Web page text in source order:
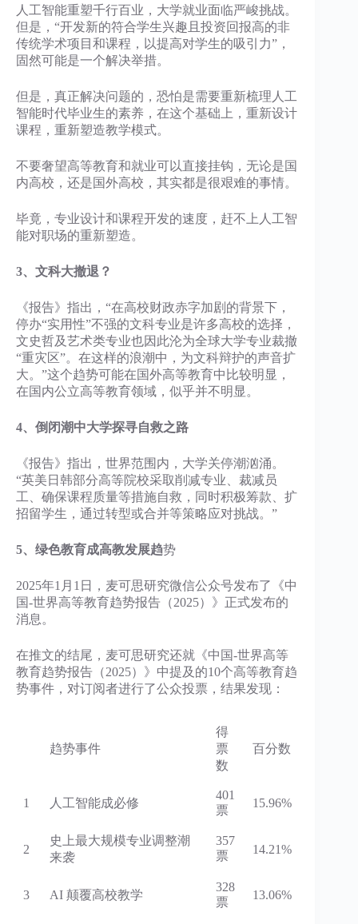
人工智能重塑千行百业，大学就业面临严峻挑战。
但是，“开发新的符合学生兴趣且投资回报高的非
传统学术项目和课程，以提高对学生的吸引力”，
固然可能是一个解决举措。
但是，真正解决问题的，恐怕是需要重新梳理人工
智能时代毕业生的素养，在这个基础上，重新设计
课程，重新塑造教学模式。
不要奢望高等教育和就业可以直接挂钩，无论是国
内高校，还是国外高校，其实都是很艰难的事情。
毕竟，专业设计和课程开发的速度，赶不上人工智
能对职场的重新塑造。
3、文科大撤退？
《报告》指出，“在高校财政赤字加剧的背景下，
停办“实用性”不强的文科专业是许多高校的选择，
文史哲及艺术类专业也因此沦为全球大学专业裁撤
“重灾区”。在这样的浪潮中，为文科辩护的声音扩
大。”这个趋势可能在国外高等教育中比较明显，
在国内公立高等教育领域，似乎并不明显。
4、倒闭潮中大学探寻自救之路
《报告》指出，世界范围内，大学关停潮汹涌。
“英美日韩部分高等院校采取削减专业、裁减员
工、确保课程质量等措施自救，同时积极筹款、扩
招留学生，通过转型或合并等策略应对挑战。”
5、绿色教育成高教发展趋势
2025年1月1日，麦可思研究微信公众号发布了《中
国-世界高等教育趋势报告（2025）》正式发布的
消息。
在推文的结尾，麦可思研究还就《中国-世界高等
教育趋势报告（2025）》中提及的10个高等教育趋
势事件，对订阅者进行了公众投票，结果发现：
趋势事件
得
票
数
百分数
1 人工智能成必修
401
票
15.96%
2
史上最大规模专业调整潮
来袭
357
票
14.21%
3 AI 颠覆高校教学
328
票
13.06%